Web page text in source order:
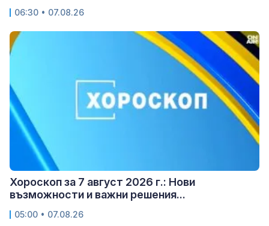
06:30 • 07.08.26
Хороскоп за 7 август 2026 г.: Нови
възможности и важни решения...
05:00 • 07.08.26